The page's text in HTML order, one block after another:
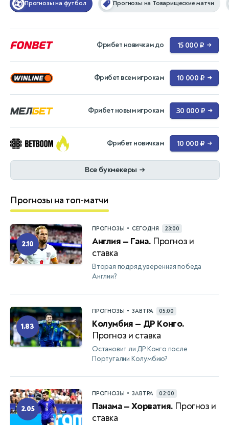
Прогнозы на футбол Прогнозы на Товарищеские матчи
Фрибет новичкам до 15 000 ₽ →
Фрибет всем игрокам 10 000 ₽ →
Фрибет новым игрокам 30 000 ₽ →
Фрибет новичкам 10 000 ₽ →
Все букмекеры →
Прогнозы на топ-матчи
2.10
ПРОГНОЗЫ • СЕГОДНЯ 23:00
Англия — Гана. Прогноз и
ставка
Вторая подряд уверенная победа
Англии?
1.83
ПРОГНОЗЫ • ЗАВТРА 05:00
Колумбия — ДР Конго.
Прогноз и ставка
Остановит ли ДР Конго после
Португалии Колумбию?
2.05
ПРОГНОЗЫ • ЗАВТРА 02:00
Панама — Хорватия. Прогноз и
ставка